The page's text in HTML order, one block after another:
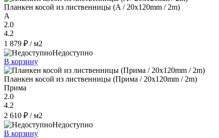
Планкен косой из лиственницы (A / 20x120mm / 2m)
A
2.0
4.2
1 879 ₽ / м2
Недоступно
В корзину
Планкен косой из лиственницы (Прима / 20x120mm / 2m)
Прима
2.0
4.2
2 610 ₽ / м2
Недоступно
В корзину